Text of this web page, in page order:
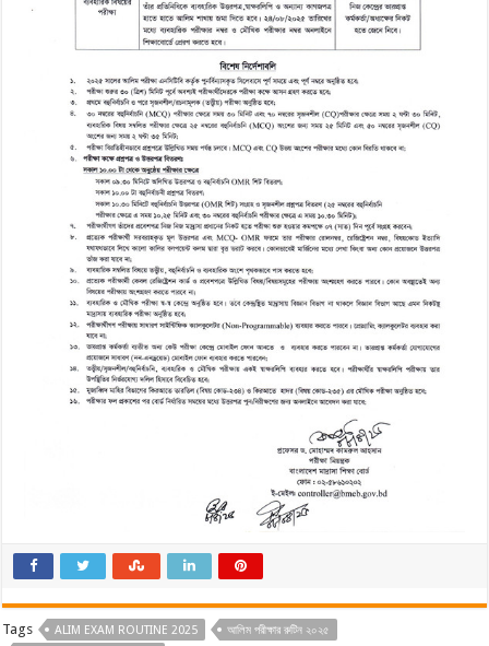
Tags ALIM EXAM ROUTINE 2025 আলিম পরীক্ষার রুটিন ২০২৫